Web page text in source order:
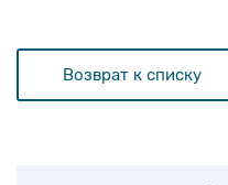
Возврат к списку